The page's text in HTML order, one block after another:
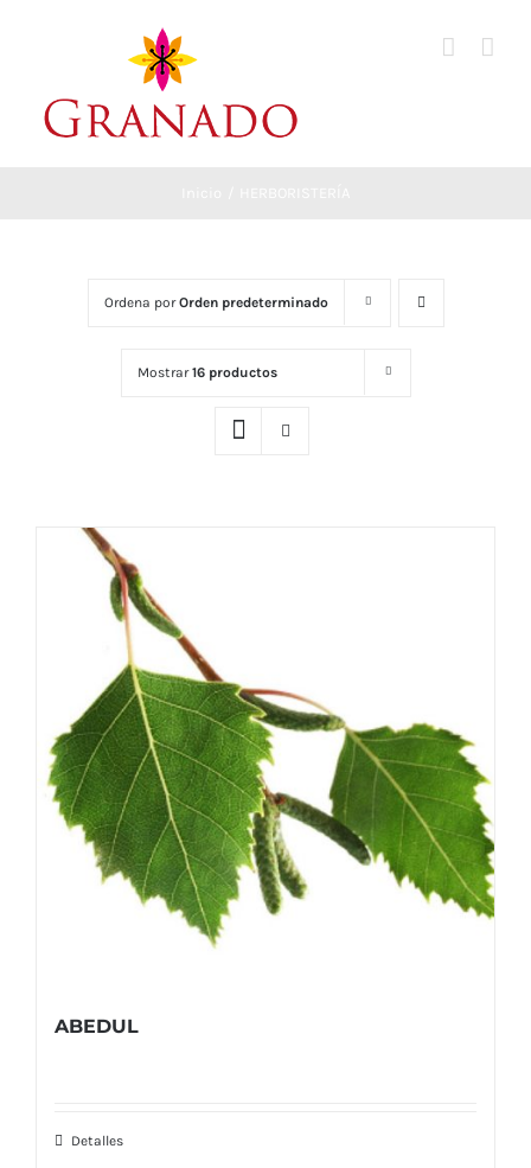
Ordena porOrden predeterminado
Mostrar16 productos
ABEDUL
Detalles